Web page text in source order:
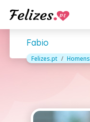
Fabio
Felizes.pt Homens